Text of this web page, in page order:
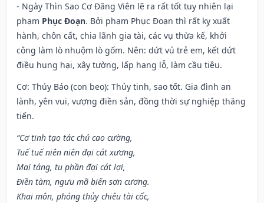
- Ngày Thìn Sao Cơ Đăng Viên lẽ ra rất tốt tuy nhiên lại
phạm Phục Đoạn. Bởi phạm Phục Đoạn thì rất kỵ xuất
hành, chôn cất, chia lãnh gia tài, các vụ thừa kế, khởi
công làm lò nhuộm lò gốm. Nên: dứt vú trẻ em, kết dứt
điều hung hại, xây tường, lấp hang lỗ, làm cầu tiêu.
Cơ: Thủy Báo (con beo): Thủy tinh, sao tốt. Gia đình an
lành, yên vui, vượng điền sản, đồng thời sự nghiệp thăng
tiến.
“Cơ tinh tạo tác chủ cao cường,
Tuế tuế niên niên đại cát xương,
Mai táng, tu phần đại cát lợi,
Điền tàm, ngưu mã biến sơn cương.
Khai môn, phóng thủy chiêu tài cốc,